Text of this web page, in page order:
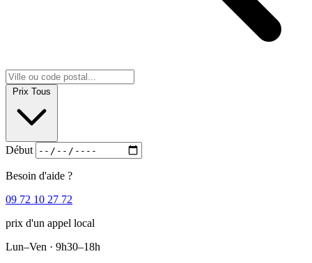
Prix Tous
Début
Besoin d'aide ?
09 72 10 27 72
prix d'un appel local
Lun–Ven · 9h30–18h